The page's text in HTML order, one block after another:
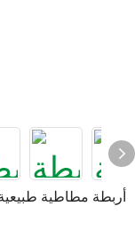
أربطة مطاطية